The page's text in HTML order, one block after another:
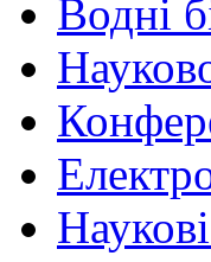
Водні